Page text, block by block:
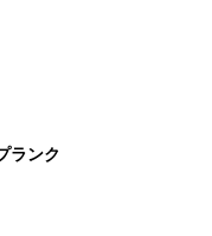
ランク